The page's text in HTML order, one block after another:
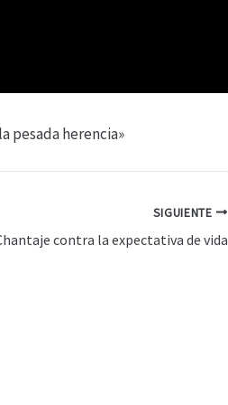
pesada herencia»
SIGUIENTE
contra la expectativa de vida